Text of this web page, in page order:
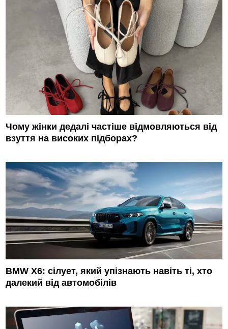
Чому жінки дедалі частіше відмовляються від
взуття на високих підборах?
BMW X6: сілует, який упізнають навіть ті, хто
далекий від автомобілів